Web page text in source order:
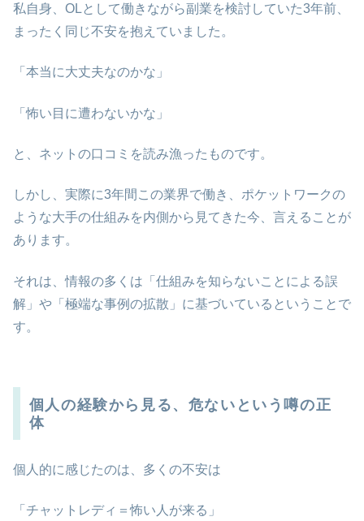
私自身、OLとして働きながら副業を検討していた3年前、
まったく同じ不安を抱えていました。
「本当に大丈夫なのかな」
「怖い目に遭わないかな」
と、ネットの口コミを読み漁ったものです。
しかし、実際に3年間この業界で働き、ポケットワークの
ような大手の仕組みを内側から見てきた今、言えることが
あります。
それは、情報の多くは「仕組みを知らないことによる誤
解」や「極端な事例の拡散」に基づいているということで
す。
個人の経験から見る、危ないという噂の正
体
個人的に感じたのは、多くの不安は
「チャットレディ＝怖い人が来る」